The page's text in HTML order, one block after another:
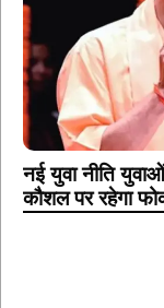
नई युवा नीति
कौशल पर रहेगा